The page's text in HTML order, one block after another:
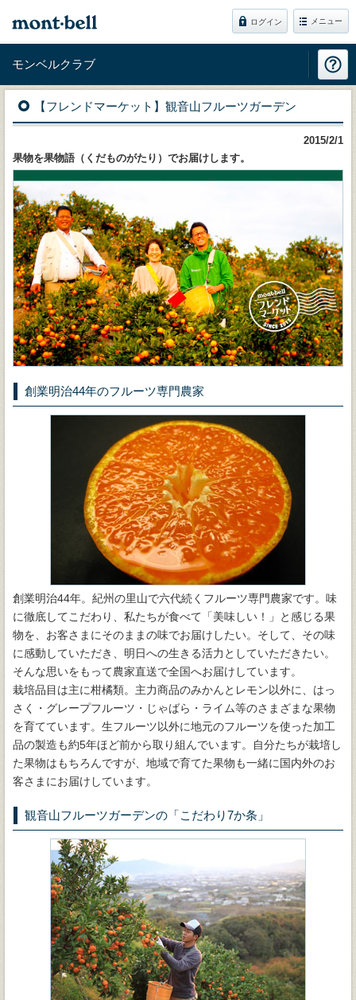
ログイン メニュー
モンベルクラブ
【フレンドマーケット】観音山フルーツガーデン
2015/2/1
果物を果物語（くだものがたり）でお届けします。
創業明治44年のフルーツ専門農家
創業明治44年。紀州の里山で六代続くフルーツ専門農家です。味
に徹底してこだわり、私たちが食べて「美味しい！」と感じる果
物を、お客さまにそのままの味でお届けしたい。そして、その味
に感動していただき、明日への生きる活力としていただきたい。
そんな思いをもって農家直送で全国へお届けしています。
栽培品目は主に柑橘類。主力商品のみかんとレモン以外に、はっ
さく・グレープフルーツ・じゃばら・ライム等のさまざまな果物
を育てています。生フルーツ以外に地元のフルーツを使った加工
品の製造も約5年ほど前から取り組んでいます。自分たちが栽培し
た果物はもちろんですが、地域で育てた果物も一緒に国内外のお
客さまにお届けしています。
観音山フルーツガーデンの「こだわり7か条」